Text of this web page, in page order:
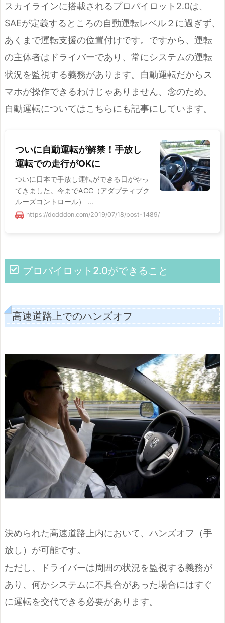
スカイラインに搭載されるプロパイロット2.0は、
SAEが定義するところの自動運転レベル２に過ぎず、
あくまで運転支援の位置付けです。ですから、運転
の主体者はドライバーであり、常にシステムの運転
状況を監視する義務があります。自動運転だからス
マホが操作できるわけじゃありません、念のため。
自動運転についてはこちらにも記事にしています。
ついに自動運転が解禁！手放し
運転での走行がOKに
ついに日本で手放し運転ができる日がやっ
てきました。今までACC（アダプティブク
ルーズコントロール） ...
https://dodddon.com/2019/07/18/post-1489/
プロパイロット2.0ができること
高速道路上でのハンズオフ
決められた高速道路上内において、ハンズオフ（手
放し）が可能です。
ただし、ドライバーは周囲の状況を監視する義務が
あり、何かシステムに不具合があった場合にはすぐ
に運転を交代できる必要があります。